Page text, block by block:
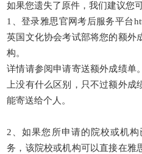
如果您遗失了原件，我们建议您
1、登录雅思官网考后服务平台
英国文化协会考试部将您的额外
构。
详情请参阅申请寄送额外成绩单
上没有什么区别，只不过额外成
能寄送给个人。
2、如果您所申请的院校或机
务，该院校或机构可以直接在雅